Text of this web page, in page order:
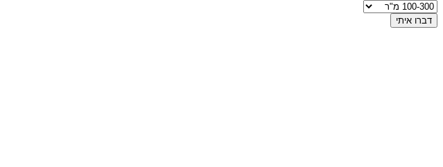
דברו איתי